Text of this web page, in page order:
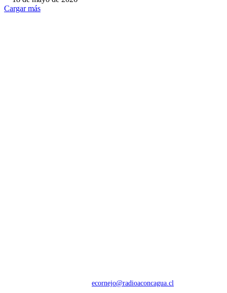
Cargar más
ecornejo@radioaconcagua.cl